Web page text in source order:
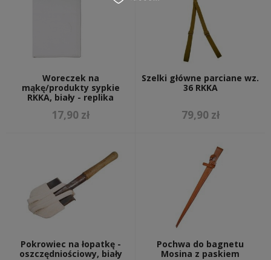
Woreczek na
mąkę/produkty sypkie
RKKA, biały - replika
17,90 zł
Szelki główne parciane wz.
36 RKKA
79,90 zł
Pokrowiec na łopatkę -
oszczędniościowy, biały
Pochwa do bagnetu
Mosina z paskiem